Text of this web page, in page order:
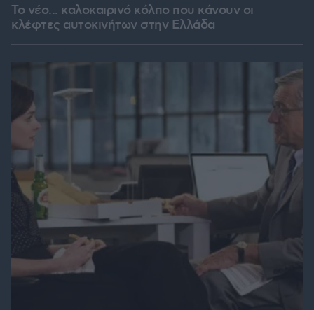
Το νέο... καλοκαιρινό κόλπο που κάνουν οι
κλέφτες αυτοκινήτων στην Ελλάδα